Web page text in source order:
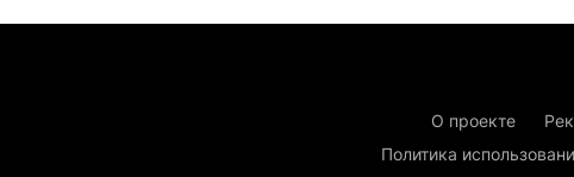
О проекте
Политика